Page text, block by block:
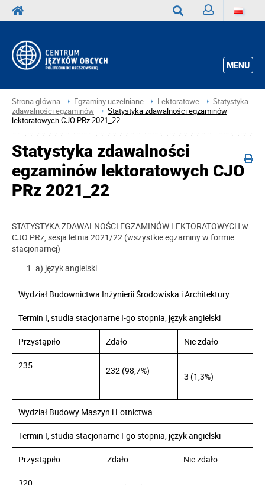
MENU
Strona główna Egzaminy uczelniane Lektoratowe
Statystyka
zdawalności egzaminów
Statystyka zdawalności egzaminów
lektoratowych CJO PRz 2021_22
Statystyka zdawalności
egzaminów lektoratowych CJO
PRz 2021_22
STATYSTYKA ZDAWALNOŚCI EGZAMINÓW LEKTORATOWYCH w
CJO PRz, sesja letnia 2021/22 (wszystkie egzaminy w formie
stacjonarnej)
a) język angielski
Wydział Budownictwa Inżynierii Środowiska i Architektury
Termin I, studia stacjonarne I-go stopnia, język angielski
Przystąpiło Zdało Nie zdało
235 232 (98,7%)
3 (1,3%)
Wydział Budowy Maszyn i Lotnictwa
Termin I, studia stacjonarne I-go stopnia, język angielski
Przystąpiło Zdało Nie zdało